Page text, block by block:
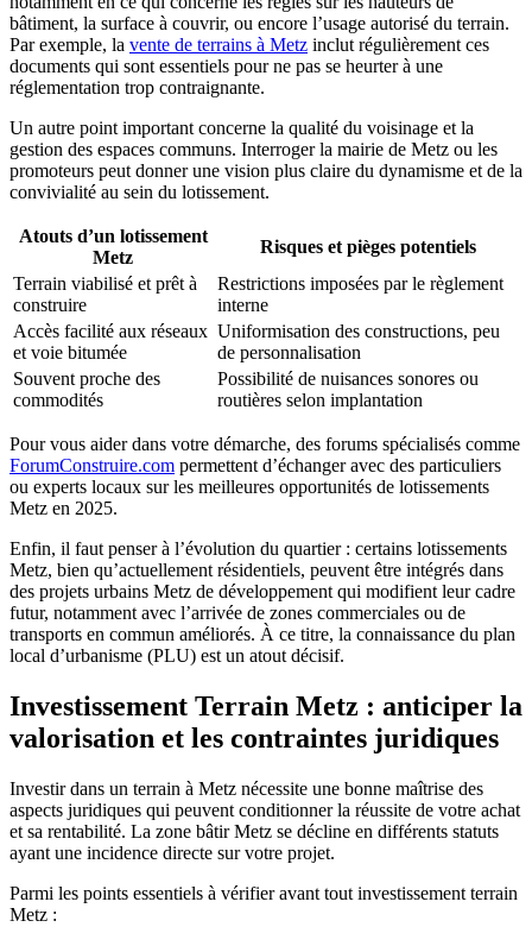
bâtiment, la surface à couvrir, ou encore l’usage autorisé du terrain.
Par exemple, la vente de terrains à Metz inclut régulièrement ces
documents qui sont essentiels pour ne pas se heurter à une
réglementation trop contraignante.
Un autre point important concerne la qualité du voisinage et la
gestion des espaces communs. Interroger la mairie de Metz ou les
promoteurs peut donner une vision plus claire du dynamisme et de la
convivialité au sein du lotissement.
Atouts d’un lotissement
Metz
Risques et pièges potentiels
Terrain viabilisé et prêt à
construire
Restrictions imposées par le règlement
interne
Accès facilité aux réseaux
et voie bitumée
Uniformisation des constructions, peu
de personnalisation
Souvent proche des
commodités
Possibilité de nuisances sonores ou
routières selon implantation
Pour vous aider dans votre démarche, des forums spécialisés comme
ForumConstruire.com permettent d’échanger avec des particuliers
ou experts locaux sur les meilleures opportunités de lotissements
Metz en 2025.
Enfin, il faut penser à l’évolution du quartier : certains lotissements
Metz, bien qu’actuellement résidentiels, peuvent être intégrés dans
des projets urbains Metz de développement qui modifient leur cadre
futur, notamment avec l’arrivée de zones commerciales ou de
transports en commun améliorés. À ce titre, la connaissance du plan
local d’urbanisme (PLU) est un atout décisif.
Investissement Terrain Metz : anticiper la
valorisation et les contraintes juridiques
Investir dans un terrain à Metz nécessite une bonne maîtrise des
aspects juridiques qui peuvent conditionner la réussite de votre achat
et sa rentabilité. La zone bâtir Metz se décline en différents statuts
ayant une incidence directe sur votre projet.
Parmi les points essentiels à vérifier avant tout investissement terrain
Metz :